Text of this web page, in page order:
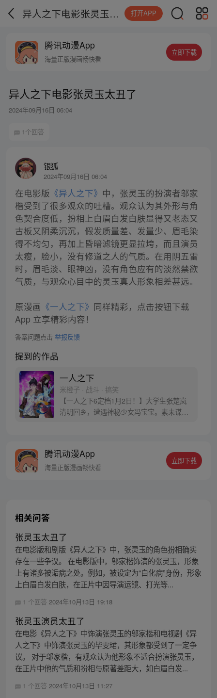
异人之下电影张灵玉太丑了 打开APP
腾讯动漫App
海量正版漫画畅快看
立即下载
异人之下电影张灵玉太丑了
2024年09月16日 06:04
1个回答
银狐
2024年09月16日 06:04
在电影版 《异人之下》 中，张灵玉的扮演者邬家
楷受到了很多观众的吐槽。观众认为其外形与角
色契合度低，扮相上白眉白发白肤显得又老态又
古板又阴柔沉沉，假发质量差、发量少、眉毛染
得不均匀，再加上昏暗滤镜更显拉垮，而且演员
太瘦，脸小，没有修道之人的气质。在用阴五雷
时，眉毛淡、眼神凶，没有角色应有的淡然禁欲
气质，与观众心目中的灵玉真人形象相差甚远。
原漫画 《一人之下》 同样精彩，点击按钮下载
App 立享精彩内容！
答案问题点击 举报反馈
提到的作品
一人之下
米橙子 · 战斗 · 搞笑
【一人之下6定档1月2日！】大学生张楚岚
清明回乡，遭遇神秘少女冯宝宝。素未谋面
密，张楚岚的生活被彻底颠覆，与冯宝宝一
同踏上“异人”之旅。
腾讯动漫App
海量正版漫画畅快看
立即下载
相关问答
张灵玉太丑了
在电影版和剧版《异人之下》中，张灵玉的角色扮相确实
存在一些争议。 在电影版中，邬家楷饰演的张灵玉，形象
上有诸多被诟病之处。例如，被设定为“白化病”身份，形象
上白眉白发白肤，在正片中因导演运镜、打光等...
1 个回答 2024年10月13日 19:18
张灵玉演员太丑了
在电影《异人之下》中饰演张灵玉的邬家楷和电视剧《异
人之下》中饰演张灵玉的毕雯珺，其形象都受到了一定争
议。 对于邬家楷，有观众认为他形象不适合扮演张灵玉，
在正片中他的气质和扮相与原著差距大，如白眉白发...
1 个回答 2024年10月13日 11:27